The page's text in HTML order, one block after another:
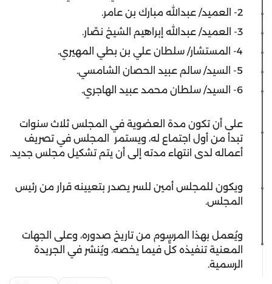
2- العميد/ عبدالله مبارك بن عامر.
3- العميد/ عبدالله إبراهيم الشيخ نصّار.
4- المستشار/ سلطان علي بن بطي المهيري.
5- السيد/ سالم عبيد الحصان الشامسي.
6- السيد/ سلطان محمد عبيد الهاجري.
على أن تكون مدة العضوية في المجلس ثلاث سنوات
تبدأ من أول اجتماع له، ويستمر المجلس في تصريف
أعماله لدى انتهاء مدته إلى أن يتم تشكيل مجلس جديد.
ويكون للمجلس أمين للسر يصدر بتعيينه قرار من رئيس
المجلس.
ويُعمل بهذا المرسوم من تاريخ صدوره، وعلى الجهات
المعنية تنفيذه كلٌّ فيما يخصه، ويُنشر في الجريدة
الرسمية.